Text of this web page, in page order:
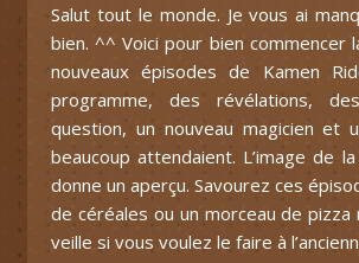
Salut tout le monde. Je vous ai
bien. ^^ Voici pour bien commencer
nouveaux épisodes de Kamen
programme, des révélations,
question, un nouveau magicien et
beaucoup attendaient. L’image de
donne un aperçu. Savourez ces
de céréales ou un morceau de pizza
veille si vous voulez le faire à